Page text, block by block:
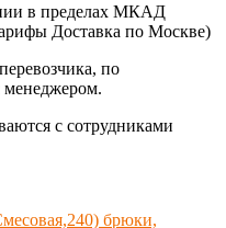
в пределах МКАД
Доставка по Москве)
по
менеджером.
с сотрудниками